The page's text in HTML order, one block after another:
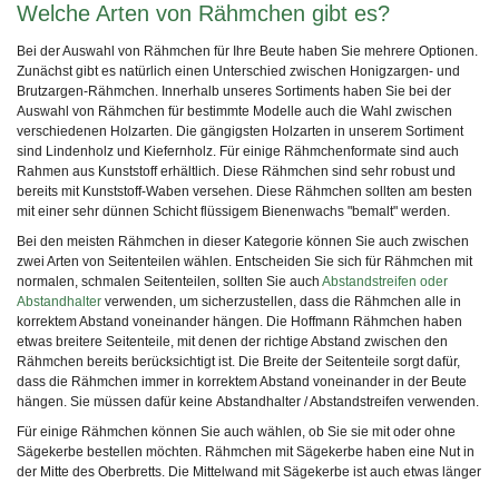
Welche Arten von Rähmchen gibt es?
Bei der Auswahl von Rähmchen für Ihre Beute haben Sie mehrere Optionen.
Zunächst gibt es natürlich einen Unterschied zwischen Honigzargen- und
Brutzargen-Rähmchen. Innerhalb unseres Sortiments haben Sie bei der
Auswahl von Rähmchen für bestimmte Modelle auch die Wahl zwischen
verschiedenen Holzarten. Die gängigsten Holzarten in unserem Sortiment
sind Lindenholz und Kiefernholz. Für einige Rähmchenformate sind auch
Rahmen aus Kunststoff erhältlich. Diese Rähmchen sind sehr robust und
bereits mit Kunststoff-Waben versehen. Diese Rähmchen sollten am besten
mit einer sehr dünnen Schicht flüssigem Bienenwachs "bemalt" werden.
Bei den meisten Rähmchen in dieser Kategorie können Sie auch zwischen
zwei Arten von Seitenteilen wählen. Entscheiden Sie sich für Rähmchen mit
normalen, schmalen Seitenteilen, sollten Sie auch Abstandstreifen oder
Abstandhalter verwenden, um sicherzustellen, dass die Rähmchen alle in
korrektem Abstand voneinander hängen. Die Hoffmann Rähmchen haben
etwas breitere Seitenteile, mit denen der richtige Abstand zwischen den
Rähmchen bereits berücksichtigt ist. Die Breite der Seitenteile sorgt dafür,
dass die Rähmchen immer in korrektem Abstand voneinander in der Beute
hängen. Sie müssen dafür keine Abstandhalter / Abstandstreifen verwenden.
Für einige Rähmchen können Sie auch wählen, ob Sie sie mit oder ohne
Sägekerbe bestellen möchten. Rähmchen mit Sägekerbe haben eine Nut in
der Mitte des Oberbretts. Die Mittelwand mit Sägekerbe ist auch etwas länger